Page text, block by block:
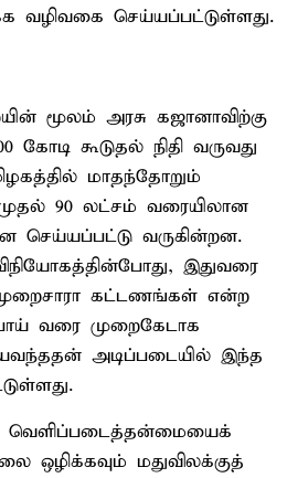
வழிவகை செய்யப்பட்டுள்ளது.
மூலம் அரசு கஜானாவிற்கு
கோடி கூடுதல் நிதி வருவது
மாதந்தோறும்
90 லட்சம் வரையிலான
செய்யப்பட்டு வருகின்றன.
இதுவரை
கட்டணங்கள் என்ற
வரை முறைகேடாக
அடிப்படையில் இந்த
வெளிப்படைத்தன்மையைக்
மதுவிலக்குத்